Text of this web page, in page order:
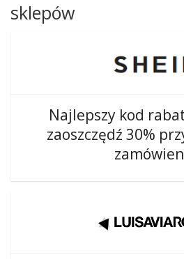
sklepów
Najlepszy kod
zaoszczędź 30%